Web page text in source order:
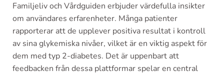
Familjeliv och Vårdguiden erbjuder värdefulla insikter
om användares erfarenheter. Många patienter
rapporterar att de upplever positiva resultat i kontroll
av sina glykemiska nivåer, vilket är en viktig aspekt för
dem med typ 2-diabetes. Det är uppenbart att
feedbacken från dessa plattformar spelar en central